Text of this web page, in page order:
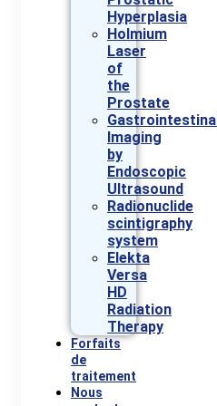
Hyperplasia
Holmium
Laser
of
the
Prostate
Gastrointestinal
Imaging
by
Endoscopic
Ultrasound
Radionuclide
scintigraphy
system
Elekta
Versa
HD
Radiation
Therapy
Forfaits
de
traitement
Nous